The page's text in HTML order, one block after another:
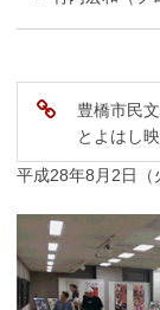
豊橋市民
とよはし
平成28年8月2日（